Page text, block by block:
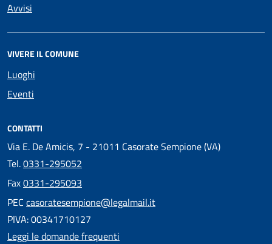
Avvisi
VIVERE IL COMUNE
Luoghi
Eventi
CONTATTI
Via E. De Amicis, 7 - 21011 Casorate Sempione (VA)
Tel.0331-295052
Fax0331-295093
PEC casoratesempione@legalmail.it
PIVA: 00341710127
Leggi le domande frequenti